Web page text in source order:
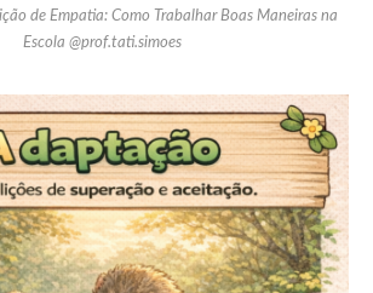
de Empatia: Como Trabalhar Boas Maneiras na
Escola @prof.tati.simoes